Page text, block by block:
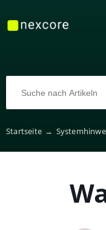
Startseite →